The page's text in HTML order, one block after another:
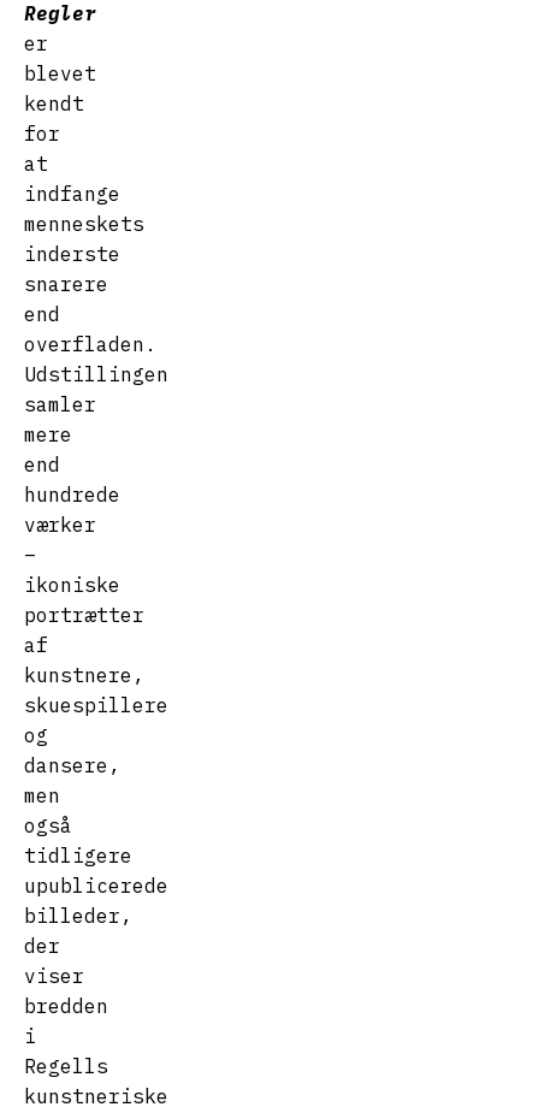
Regler
er
blevet
kendt
for
at
indfange
menneskets
inderste
snarere
end
overfladen.
Udstillingen
samler
mere
end
hundrede
værker
–
ikoniske
portrætter
af
kunstnere,
skuespillere
og
dansere,
men
også
tidligere
upublicerede
billeder,
der
viser
bredden
i
Regells
kunstneriske